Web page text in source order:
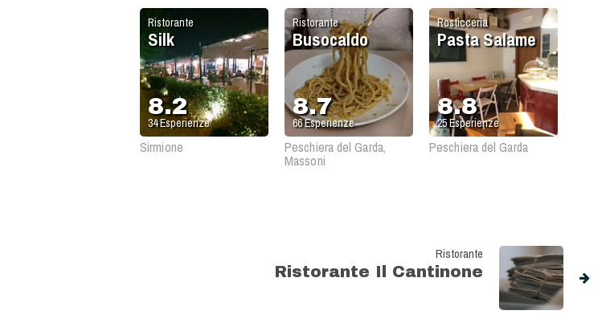
Rosticceria
Pasta Salame
8.8
25Esperienze
Peschiera del Garda
Ristorante
Busocaldo
8.7
66Esperienze
Peschiera del Garda,
Massoni
Ristorante
Silk
8.2
34Esperienze
Sirmione
Ristorante
Ristorante Il Cantinone